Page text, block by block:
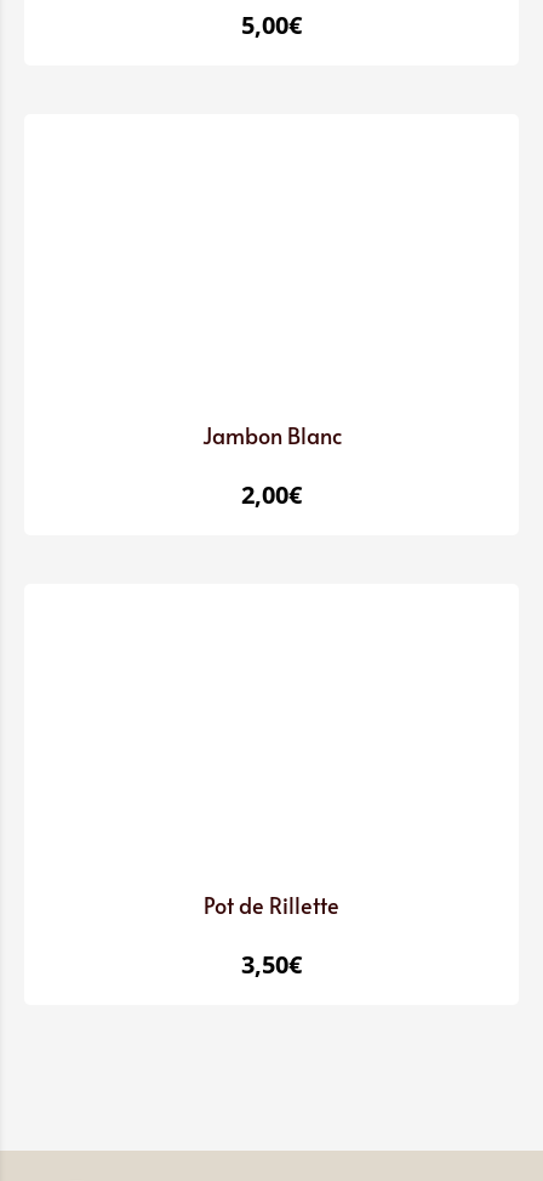
5,00€
Jambon Blanc
2,00€
Pot de Rillette
3,50€